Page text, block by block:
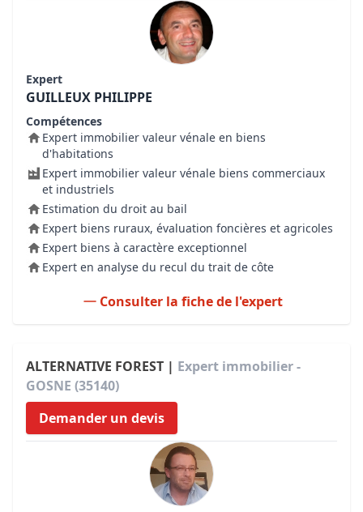
Expert
GUILLEUX PHILIPPE
Compétences
Expert immobilier valeur vénale en biens
d'habitations
Expert immobilier valeur vénale biens commerciaux
et industriels
Estimation du droit au bail
Expert biens ruraux, évaluation foncières et agricoles
Expert biens à caractère exceptionnel
Expert en analyse du recul du trait de côte
Consulter la fiche de l'expert
ALTERNATIVE FOREST | Expert immobilier -
GOSNE (35140)
Demander un devis